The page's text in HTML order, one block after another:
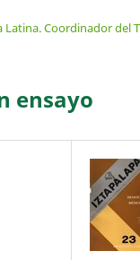
Coordinador del
ensayo